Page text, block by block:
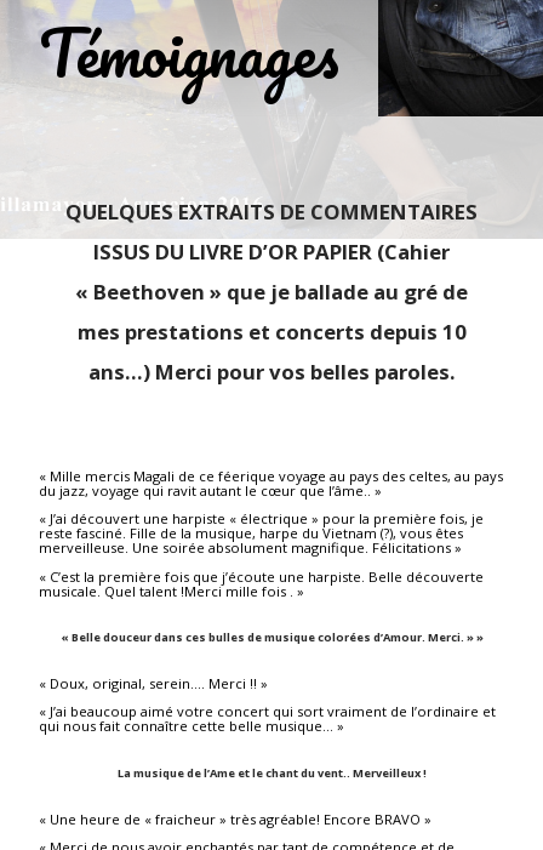
Témoignages
QUELQUES EXTRAITS DE COMMENTAIRES
ISSUS DU LIVRE D’OR PAPIER (Cahier
« Beethoven » que je ballade au gré de
mes prestations et concerts depuis 10
ans…) Merci pour vos belles paroles.
« Mille mercis Magali de ce féerique voyage au pays des celtes, au pays
du jazz, voyage qui ravit autant le cœur que l’âme.. »
« J’ai découvert une harpiste « électrique » pour la première fois, je
reste fasciné. Fille de la musique, harpe du Vietnam (?), vous êtes
merveilleuse. Une soirée absolument magnifique. Félicitations »
« C’est la première fois que j’écoute une harpiste. Belle découverte
musicale. Quel talent !Merci mille fois . »
« Belle douceur dans ces bulles de musique colorées d’Amour. Merci. » »
« Doux, original, serein…. Merci !! »
« J’ai beaucoup aimé votre concert qui sort vraiment de l’ordinaire et
qui nous fait connaître cette belle musique… »
La musique de l’Ame et le chant du vent.. Merveilleux !
« Une heure de « fraicheur » très agréable! Encore BRAVO »